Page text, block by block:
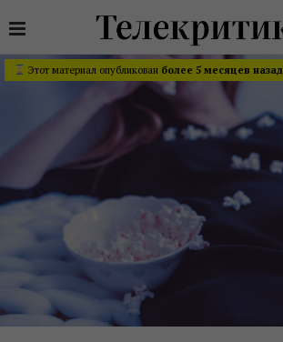
Этот материал опубликован более 5 месяцев назад